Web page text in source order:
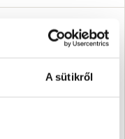
A sütikről